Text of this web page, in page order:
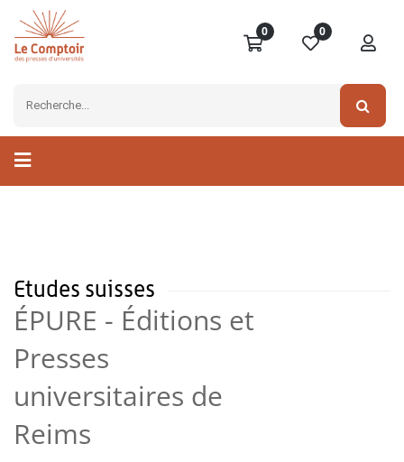
0 0
Etudes suisses
ÉPURE - Éditions et
Presses
universitaires de
Reims